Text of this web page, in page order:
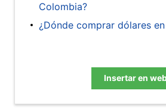
Colombia?
¿Dónde comprar dólares
Insertar en